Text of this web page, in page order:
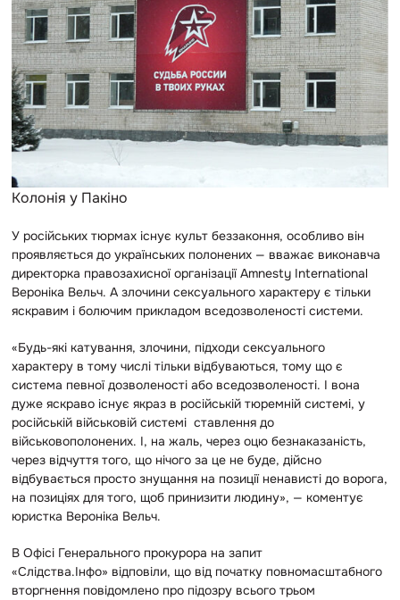
Колонія у Пакіно
У російських тюрмах існує культ беззаконня, особливо він
проявляється до українських полонених — вважає виконавча
директорка правозахисної організації Amnesty International
Вероніка Вельч. А злочини сексуального характеру є тільки
яскравим і болючим прикладом вседозволеності системи.
«Будь-які катування, злочини, підходи сексуального
характеру в тому числі тільки відбуваються, тому що є
система певної дозволеності або вседозволеності. І вона
дуже яскраво існує якраз в російській тюремній системі, у
російській військовій системі ставлення до
військовополонених. І, на жаль, через оцю безнаказаність,
через відчуття того, що нічого за це не буде, дійсно
відбувається просто знущання на позиції ненависті до ворога,
на позиціях для того, щоб принизити людину», — коментує
юристка Вероніка Вельч.
В Офісі Генерального прокурора на запит
«Слідства.Інфо» відповіли, що від початку повномасштабного
вторгнення повідомлено про підозру всього трьом